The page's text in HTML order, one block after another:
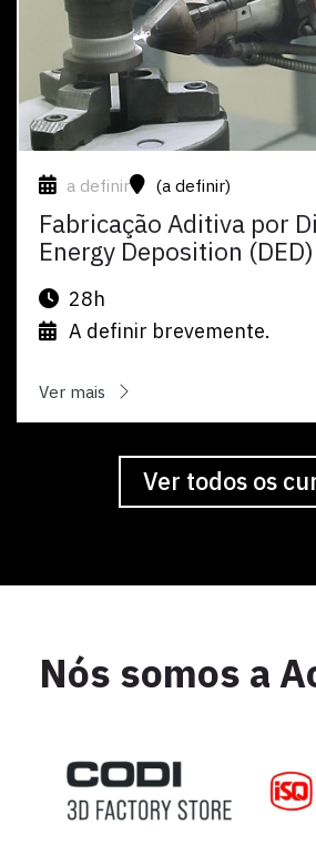
a definir (a definir)
Fabricação Aditiva por
Energy Deposition
28h
A definir brevemente.
Ver mais
Ver todos os
Nós somos a